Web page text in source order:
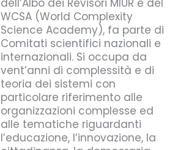
dell’Albo dei Revisori MIUR e del
WCSA (World Complexity
Science Academy), fa parte di
Comitati scientifici nazionali e
internazionali. Si occupa da
vent’anni di complessità e di
teoria dei sistemi con
particolare riferimento alle
organizzazioni complesse ed
alle tematiche riguardanti
l’educazione, l’innovazione, la